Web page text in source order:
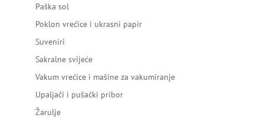
Paška sol
Poklon vrećice i ukrasni papir
Suveniri
Sakralne svijeće
Vakum vrećice i mašine za vakumiranje
Upaljači i pušački pribor
Žarulje